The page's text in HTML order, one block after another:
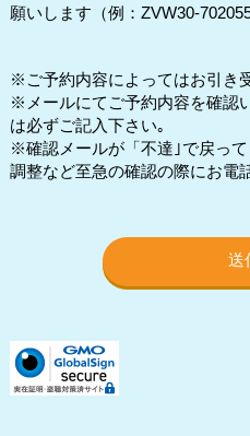
願いします（例：ZVW30-702055
※ご予約内容によってはお引き
※メールにてご予約内容を確認
は必ずご記入下さい｡
※確認メールが「不達｣で戻っ
調整など至急の確認の際にお電